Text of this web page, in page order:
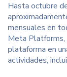
Hasta octubre
mensuales en
Meta Platforms,
plataforma en
actividades,